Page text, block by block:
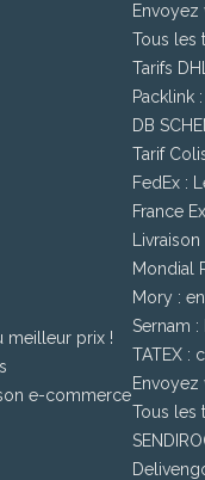
meilleur prix !
e-commerce
Tous les
Tarifs
Packlink
DB
Tarif
FedEx :
France
Mondial
Mory :
Sernam
TATEX :
Envoyez
Tous les